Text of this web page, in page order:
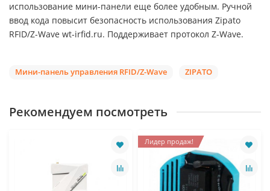
использование мини-панели еще более удобным. Ручной
ввод кода повысит безопасность использования Zipato
RFID/Z-Wave wt-irfid.ru. Поддерживает протокол Z-Wave.
Мини-панель управления RFID/Z-Wave ZIPATO
Рекомендуем посмотреть
Лидер продаж!